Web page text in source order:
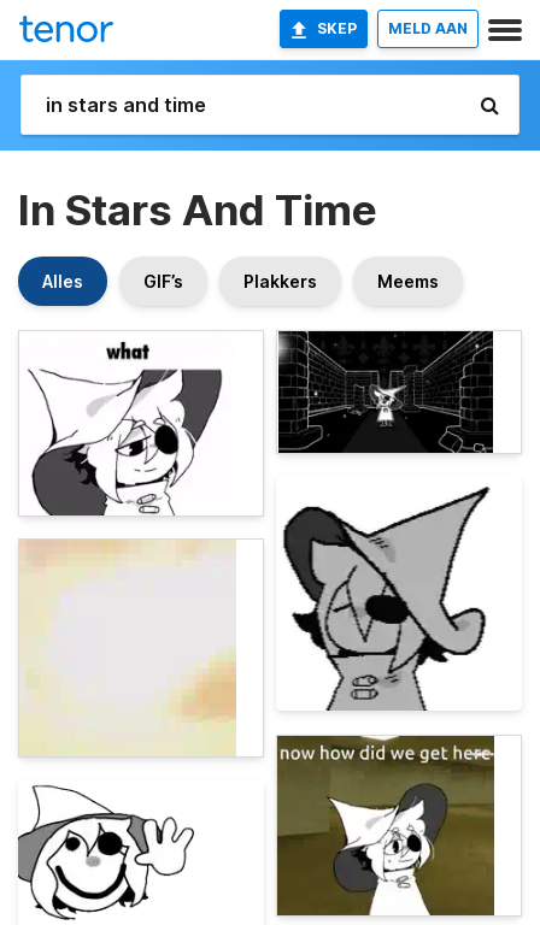
SKEP MELD AAN
In Stars And Time
Alles GIF’s Plakkers Meems